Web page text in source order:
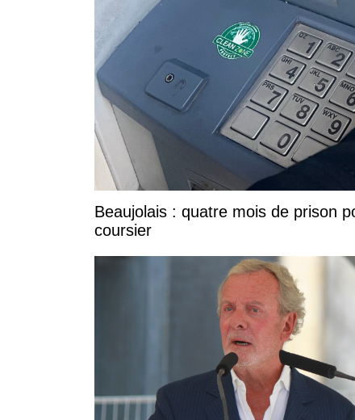
Beaujolais : quatre mois de prison
coursier